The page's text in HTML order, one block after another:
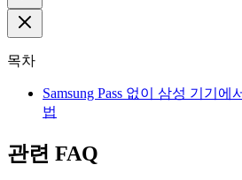
목차
Samsung Pass 없이 삼성 기기
법
관련 FAQ